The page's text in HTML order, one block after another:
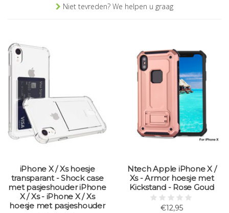
Niet tevreden? We helpen u graag
iPhone X / Xs hoesje
transparant - Shock case
met pasjeshouder iPhone
X / Xs - iPhone X / Xs
hoesje met pasjeshouder
Ntech Apple iPhone X /
Xs - Armor hoesje met
Kickstand - Rose Goud
€12,95